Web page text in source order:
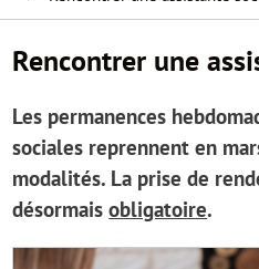
Rencontrer une
Les permanences
sociales reprennent en
modalités. La prise de
désormaisobligatoire.